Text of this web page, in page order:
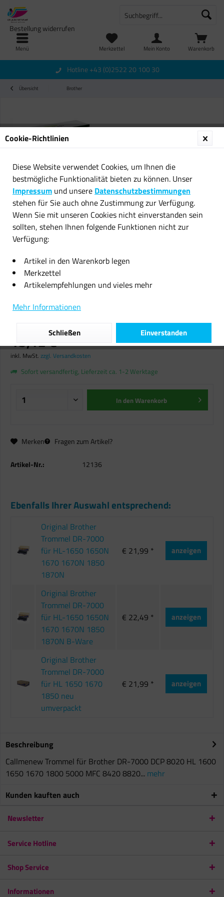
Menü Warenkorb
Merkzettel
Bestellung widerrufen
Mein Konto
Hotline +43 (0)2522 20 100 30
Übersicht Brother
Callmenew Trommel für Brother
DR-7000 DCP 8020 HL 1600 1650
1670 1800 5000 MFC 8420 8820
15,12 € *
inkl. MwSt. zzgl. Versandkosten
Sofort versandfertig, Lieferzeit ca. 1-2 Werktage
In denWarenkorb
Merken Fragen zum Artikel?
Artikel-Nr.: 12136
Ebenfalls Ihrer Auswahl entsprechend:
Original Brother
Trommel DR-7000
für HL-1650 1650N
1670 1670N 1850
1870N
€ 21,99 * anzeigen
Original Brother
Trommel DR-7000
für HL-1650 1650N
1670 1670N 1850
1870N B-Ware
€ 22,49 * anzeigen
Original Brother
Trommel DR-7000
für HL 1650 1670
1850 neu
umverpackt
€ 21,99 * anzeigen
Beschreibung
Callmenew Trommel für Brother DR-7000 DCP 8020 HL 1600
1650 1670 1800 5000 MFC 8420 8820... mehr
Kunden kauften auch
Newsletter
Service Hotline
Shop Service
Informationen
Cookie-Richtlinien
Diese Website verwendet Cookies, um Ihnen die
bestmögliche Funktionalität bieten zu können. Unser
Impressum und unsere Datenschutzbestimmungen
stehen für Sie auch ohne Zustimmung zur Verfügung.
Wenn Sie mit unseren Cookies nicht einverstanden sein
sollten, stehen Ihnen folgende Funktionen nicht zur
Verfügung:
Artikel in den Warenkorb legen
Merkzettel
Artikelempfehlungen und vieles mehr
Mehr Informationen
Einverstanden
Schließen